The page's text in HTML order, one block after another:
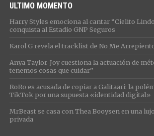
ULTIMO MOMENTO
Harry Styles emociona al cantar “Cielito
conquista al Estadio GNP Seguros
Karol G revela el tracklist de No Me
Anya Taylor-Joy cuestiona la actuación de
tenemos cosas que cuidar”
RoRo es acusada de copiar a Galitaari: la
TikTok por una supuesta «identidad digital»
MrBeast se casa con Thea Booysen en una
privada